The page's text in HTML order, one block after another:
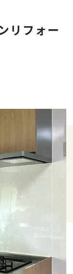
リフォー